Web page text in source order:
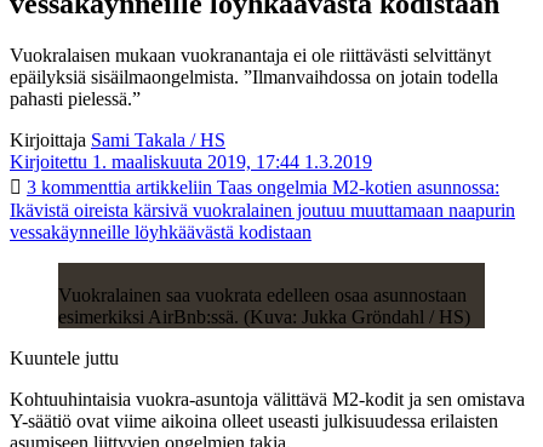
Vuokralaisen mukaan vuokranantaja ei ole riittävästi selvittänyt
epäilyksiä sisäilmaongelmista. ”Ilmanvaihdossa on jotain todella
pahasti pielessä.”
Kirjoittaja Sami Takala / HS
Kirjoitettu 1. maaliskuuta 2019, 17:44 1.3.2019
3 kommenttia artikkeliin Taas ongelmia M2-kotien asunnossa:
Ikävistä oireista kärsivä vuokralainen joutuu muuttamaan naapurin
vessakäynneille löyhkäävästä kodistaan
Vuokralainen saa vuokrata edelleen osaa asunnostaan
esimerkiksi AirBnb:ssä. (Kuva: Jukka Gröndahl / HS)
Kuuntele juttu
Kohtuuhintaisia vuokra-asuntoja välittävä M2-kodit ja sen omistava
Y-säätiö ovat viime aikoina olleet useasti julkisuudessa erilaisten
asumiseen liittyvien ongelmien takia.